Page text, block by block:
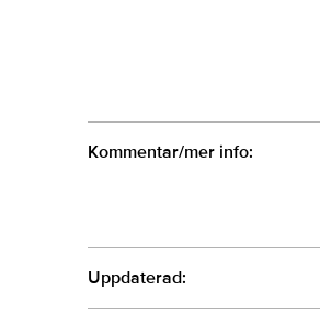
Kommentar/mer info:
Uppdaterad: